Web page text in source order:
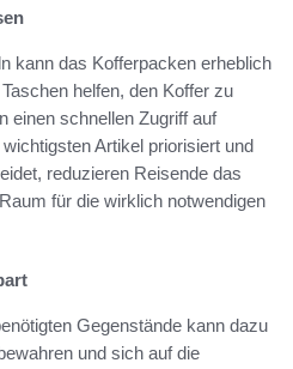
kann das Kofferpacken erheblich
helfen, den Koffer zu
einen schnellen Zugriff auf
Artikel priorisiert und
reduzieren Reisende das
für die wirklich notwendigen
Gegenstände kann dazu
und sich auf die